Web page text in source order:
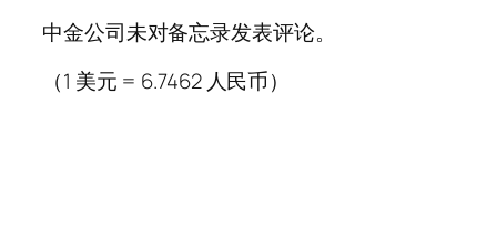
中金公司未对备忘录发表评论。
（1 美元 = 6.7462 人民币）